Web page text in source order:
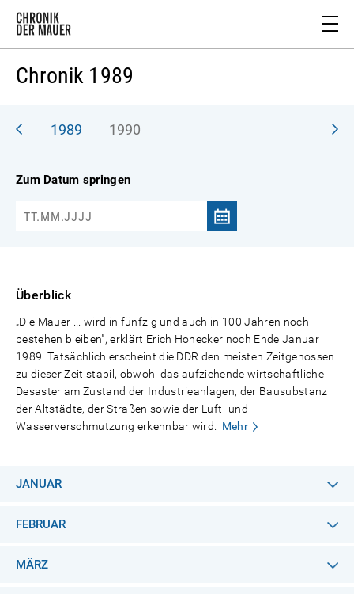
Chronik 1989
1989 1990
Zum Datum springen
Überblick
„Die Mauer ... wird in fünfzig und auch in 100 Jahren noch
bestehen bleiben", erklärt Erich Honecker noch Ende Januar
1989. Tatsächlich erscheint die DDR den meisten Zeitgenossen
zu dieser Zeit stabil, obwohl das aufziehende wirtschaftliche
Desaster am Zustand der Industrieanlagen, der Bausubstanz
der Altstädte, der Straßen sowie der Luft- und
Wasserverschmutzung erkennbar wird.
Mehr
JANUAR
FEBRUAR
MÄRZ